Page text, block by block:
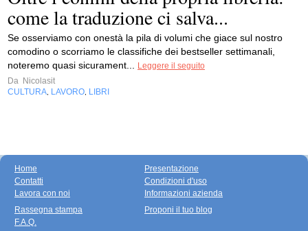
come la traduzione ci salva...
Se osserviamo con onestà la pila di volumi che giace sul nostro
comodino o scorriamo le classifiche dei bestseller settimanali,
noteremo quasi sicurament...
Leggere il seguito
Da Nicolasit
CULTURA LAVORO LIBRI
Home
Contatti
Lavora con noi
Presentazione
Condizioni d'uso
Informazioni azienda
Rassegna stampa
F.A.Q.
Proponi il tuo blog